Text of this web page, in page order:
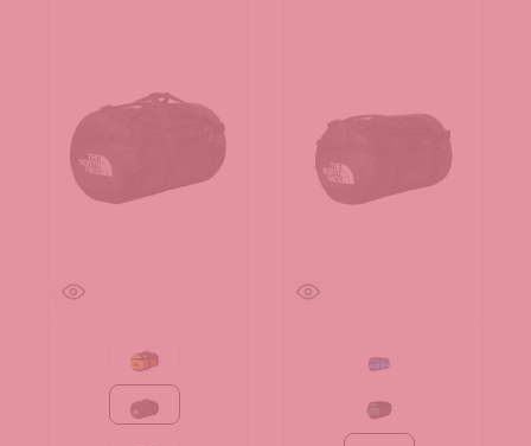
Summit Gold-TNF Black
TNF Black
Active blue
Evergreen-TNF Black